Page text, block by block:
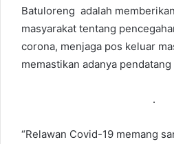
Batuloreng adalah
masyarakat tentang
corona, menjaga pos keluar
memastikan adanya
.
“Relawan Covid-19 memang